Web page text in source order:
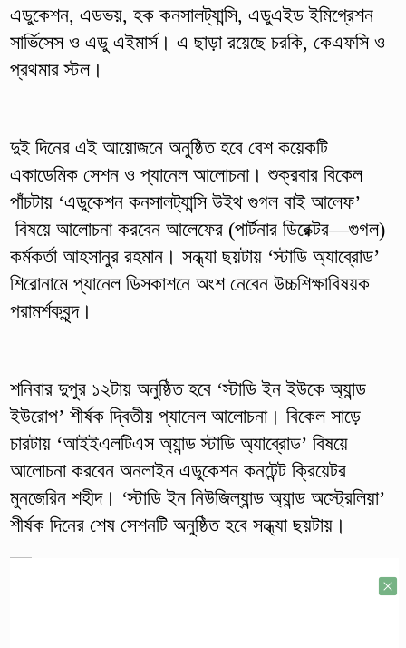
এডুকেশন, এডভয়, হক কনসালট্যান্সি, এডুএইড ইমিগ্রেশন
সার্ভিসেস ও এডু এইমার্স। এ ছাড়া রয়েছে চরকি, কেএফসি ও
প্রথমার স্টল।
দুই দিনের এই আয়োজনে অনুষ্ঠিত হবে বেশ কয়েকটি
একাডেমিক সেশন ও প্যানেল আলোচনা। শুক্রবার বিকেল
পাঁচটায় ‘এডুকেশন কনসালট্যান্সি উইথ গুগল বাই আলেফ’
বিষয়ে আলোচনা করবেন আলেফের (পার্টনার ডিরেক্টর—গুগল)
কর্মকর্তা আহসানুর রহমান। সন্ধ্যা ছয়টায় ‘স্টাডি অ্যাব্রোড’
শিরোনামে প্যানেল ডিসকাশনে অংশ নেবেন উচ্চশিক্ষাবিষয়ক
পরামর্শকবৃন্দ।
শনিবার দুপুর ১২টায় অনুষ্ঠিত হবে ‘স্টাডি ইন ইউকে অ্যান্ড
ইউরোপ’ শীর্ষক দ্বিতীয় প্যানেল আলোচনা। বিকেল সাড়ে
চারটায় ‘আইইএলটিএস অ্যান্ড স্টাডি অ্যাব্রোড’ বিষয়ে
আলোচনা করবেন অনলাইন এডুকেশন কনটেন্ট ক্রিয়েটর
মুনজেরিন শহীদ। ‘স্টাডি ইন নিউজিল্যান্ড অ্যান্ড অস্ট্রেলিয়া’
শীর্ষক দিনের শেষ সেশনটি অনুষ্ঠিত হবে সন্ধ্যা ছয়টায়।